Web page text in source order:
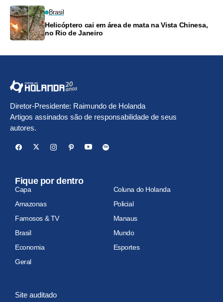
Brasil
Helicóptero cai em área de mata na Vista Chinesa,
no Rio de Janeiro
Diretor-Presidente: Raimundo de Holanda
Artigos assinados são de responsabilidade de seus
autores.
Fique por dentro
Capa
Coluna do Holanda
Amazonas
Policial
Famosos & TV
Manaus
Brasil
Mundo
Economia
Esportes
Geral
Site auditado